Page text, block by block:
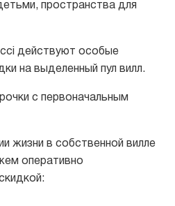
пространства для
действуют особые
на выделенный пул вилл.
с первоначальным
жизни в собственной вилле
оперативно